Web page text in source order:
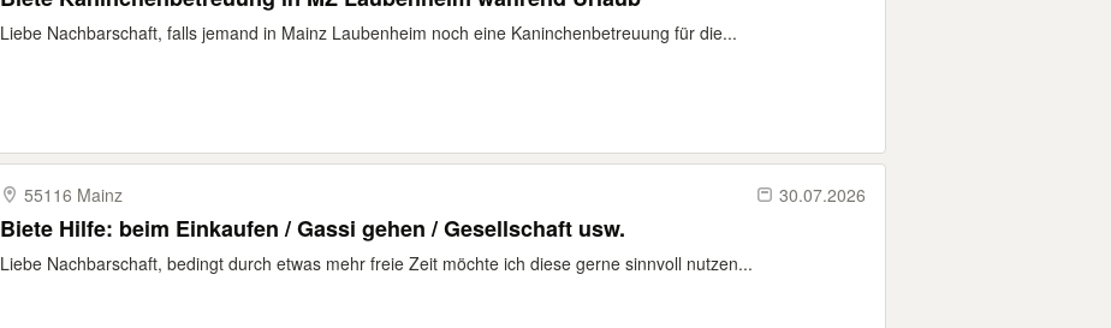
Liebe Nachbarschaft, falls jemand in Mainz Laubenheim noch eine Kaninchenbetreuung für die...
55116 Mainz 30.07.2026
Biete Hilfe: beim Einkaufen / Gassi gehen / Gesellschaft usw.
Liebe Nachbarschaft, bedingt durch etwas mehr freie Zeit möchte ich diese gerne sinnvoll nutzen...